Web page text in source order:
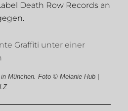
Death Row Records an
München. Foto © Melanie Hub |